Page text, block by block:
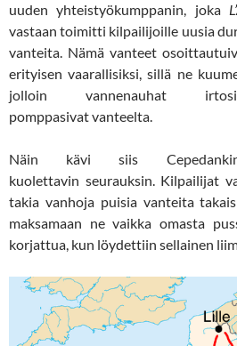
uuden yhteistyökumppanin, joka
vastaan toimitti kilpailijoille uusia
vanteita. Nämä vanteet
erityisen vaarallisiksi, sillä ne
jolloin vannenauhat
pomppasivat vanteelta.
Näin kävi siis
kuolettavin seurauksin. Kilpailijat
takia vanhoja puisia vanteita
maksamaan ne vaikka omasta
korjattua, kun löydettiin sellainen